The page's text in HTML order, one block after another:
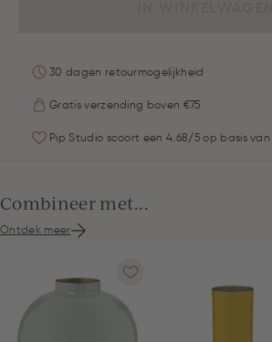
30 dagen retourmogelijkheid
Gratis verzending boven €75
Pip Studio scoort een 4.68/5 op basis van
Combineer met...
Ontdek meer